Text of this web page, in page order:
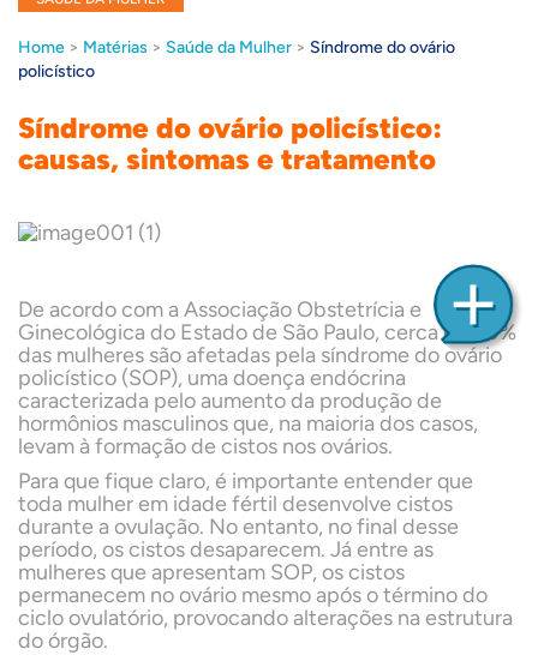
Home > Matérias > Saúde da Mulher > Síndrome do ovário
policístico
Síndrome do ovário policístico:
causas, sintomas e tratamento
De acordo com a Associação Obstetrícia e
Ginecológica do Estado de São Paulo, cerca de 20%
das mulheres são afetadas pela síndrome do ovário
policístico (SOP), uma doença endócrina
caracterizada pelo aumento da produção de
hormônios masculinos que, na maioria dos casos,
levam à formação de cistos nos ovários.
Para que fique claro, é importante entender que
toda mulher em idade fértil desenvolve cistos
durante a ovulação. No entanto, no final desse
período, os cistos desaparecem. Já entre as
mulheres que apresentam SOP, os cistos
permanecem no ovário mesmo após o término do
ciclo ovulatório, provocando alterações na estrutura
do órgão.